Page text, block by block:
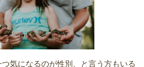
気になるのが性別、と言う方もいる